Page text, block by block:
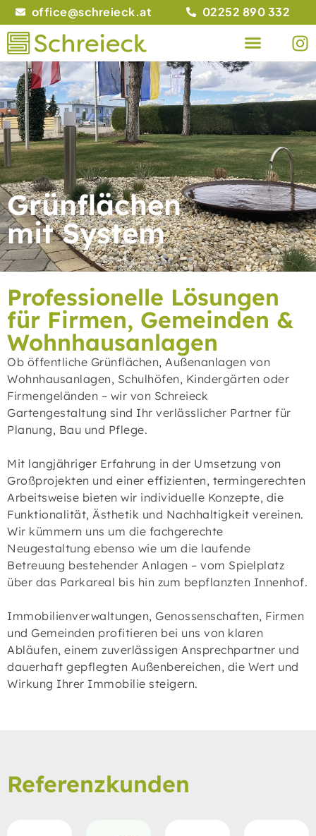
office@schreieck.at 02252 890 332
Grünflächen
mit System
Professionelle Lösungen
für Firmen, Gemeinden &
Wohnhausanlagen
Ob öffentliche Grünflächen, Außenanlagen von
Wohnhausanlagen, Schulhöfen, Kindergärten oder
Firmengeländen – wir von Schreieck
Gartengestaltung sind Ihr verlässlicher Partner für
Planung, Bau und Pflege.
Mit langjähriger Erfahrung in der Umsetzung von
Großprojekten und einer effizienten, termingerechten
Arbeitsweise bieten wir individuelle Konzepte, die
Funktionalität, Ästhetik und Nachhaltigkeit vereinen.
Wir kümmern uns um die fachgerechte
Neugestaltung ebenso wie um die laufende
Betreuung bestehender Anlagen – vom Spielplatz
über das Parkareal bis hin zum bepflanzten Innenhof.
Immobilienverwaltungen, Genossenschaften, Firmen
und Gemeinden profitieren bei uns von klaren
Abläufen, einem zuverlässigen Ansprechpartner und
dauerhaft gepflegten Außenbereichen, die Wert und
Wirkung Ihrer Immobilie steigern.
Referenzkunden